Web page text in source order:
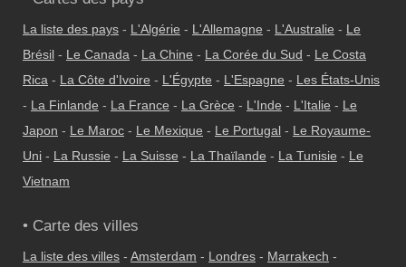
La liste des pays - L'Algérie - L'Allemagne - L'Australie - Le
Brésil - Le Canada - La Chine - La Corée du Sud - Le Costa
Rica - La Côte d'Ivoire - L'Égypte - L'Espagne - Les États-Unis
- La Finlande - La France - La Grèce - L'Inde - L'Italie - Le
Japon - Le Maroc - Le Mexique - Le Portugal - Le Royaume-
Uni - La Russie - La Suisse - La Thaïlande - La Tunisie - Le
Vietnam
• Carte des villes
La liste des villes - Amsterdam - Londres - Marrakech -